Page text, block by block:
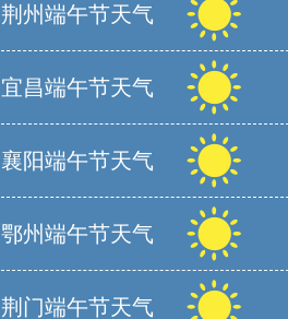
荆州端午节天气
宜昌端午节天气
襄阳端午节天气
鄂州端午节天气
荆门端午节天气